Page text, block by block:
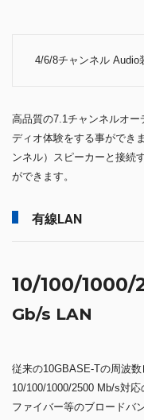
4/6/8チャンネル Audio
高品質の7.1チャンネルオ
ディオ体験をする事ができ
ンネル）スピーカーと接続
ができます。
有線LAN
10/100/
Gb/s LAN
従来の10GBASE-Tの周波数
10/100/1000/2500 Mb/s対
ファイバー等のブロードバ